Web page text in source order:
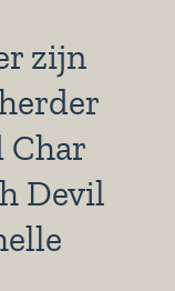
zijn
Char
Devil